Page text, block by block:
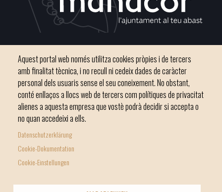
Footer
menu
-
Inici Ajuntament El nostre municipi
Phone 971 84 91 00 - CIF: P0703300D
Aquest portal web només utilitza cookies pròpies i de tercers
amb finalitat tècnica, i no recull ni cedeix dades de caràcter
personal dels usuaris sense el seu coneixement. No obstant,
conté enllaços a llocs web de tercers com polítiques de privacitat
alienes a aquesta empresa que vostè podrà decidir si accepta o
no quan accedeixi a ells.
Datenschutzerklärung
Cookie-Dokumentation
Cookie-Einstellungen
© Ajuntament de Manacor